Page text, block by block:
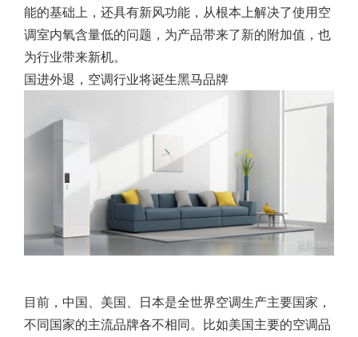
能的基础上，还具有新风功能，从根本上解决了使用空
调室内氧含量低的问题，为产品带来了新的附加值，也
为行业带来新机。
国进外退，空调行业将诞生黑马品牌
目前，中国、美国、日本是全世界空调生产主要国家，
不同国家的主流品牌各不相同。比如美国主要的空调品